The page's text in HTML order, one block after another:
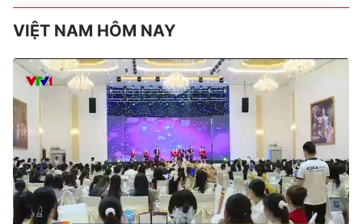
VIỆT NAM HÔM NAY